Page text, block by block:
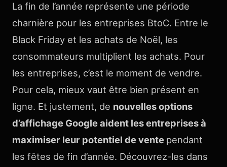
La fin de l’année représente une période
charnière pour les entreprises BtoC. Entre le
Black Friday et les achats de Noël, les
consommateurs multiplient les achats. Pour
les entreprises, c’est le moment de vendre.
Pour cela, mieux vaut être bien présent en
ligne. Et justement, de nouvelles options
d’affichage Google aident les entreprises à
maximiser leur potentiel de vente pendant
les fêtes de fin d’année. Découvrez-les dans